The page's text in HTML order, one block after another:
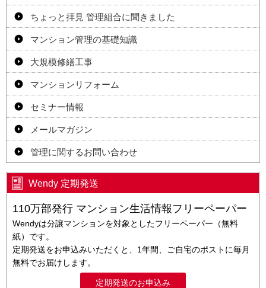
ちょっと拝見 管理組合に聞きました
マンション管理の基礎知識
大規模修繕工事
マンションリフォーム
セミナー情報
メールマガジン
管理に関するお問い合わせ
Wendy 定期発送
110万部発行 マンション生活情報フリーペーパー
Wendyは分譲マンションを対象としたフリーペーパー（無料
紙）です。
定期発送をお申込みいただくと、1年間、ご自宅のポストに毎月
無料でお届けします。
定期発送のお申込み